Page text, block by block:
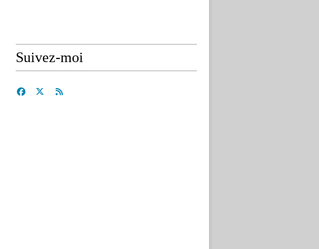
Suivez-moi